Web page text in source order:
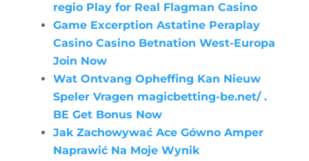
regio Play for Real Flagman Casino
Game Excerption Astatine Peraplay
Casino Casino Betnation West-Europa
Join Now
Wat Ontvang Opheffing Kan Nieuw
Speler Vragen magicbetting-be.net/ .
BE Get Bonus Now
Jak Zachowywać Ace Gówno Amper
Naprawić Na Moje Wynik